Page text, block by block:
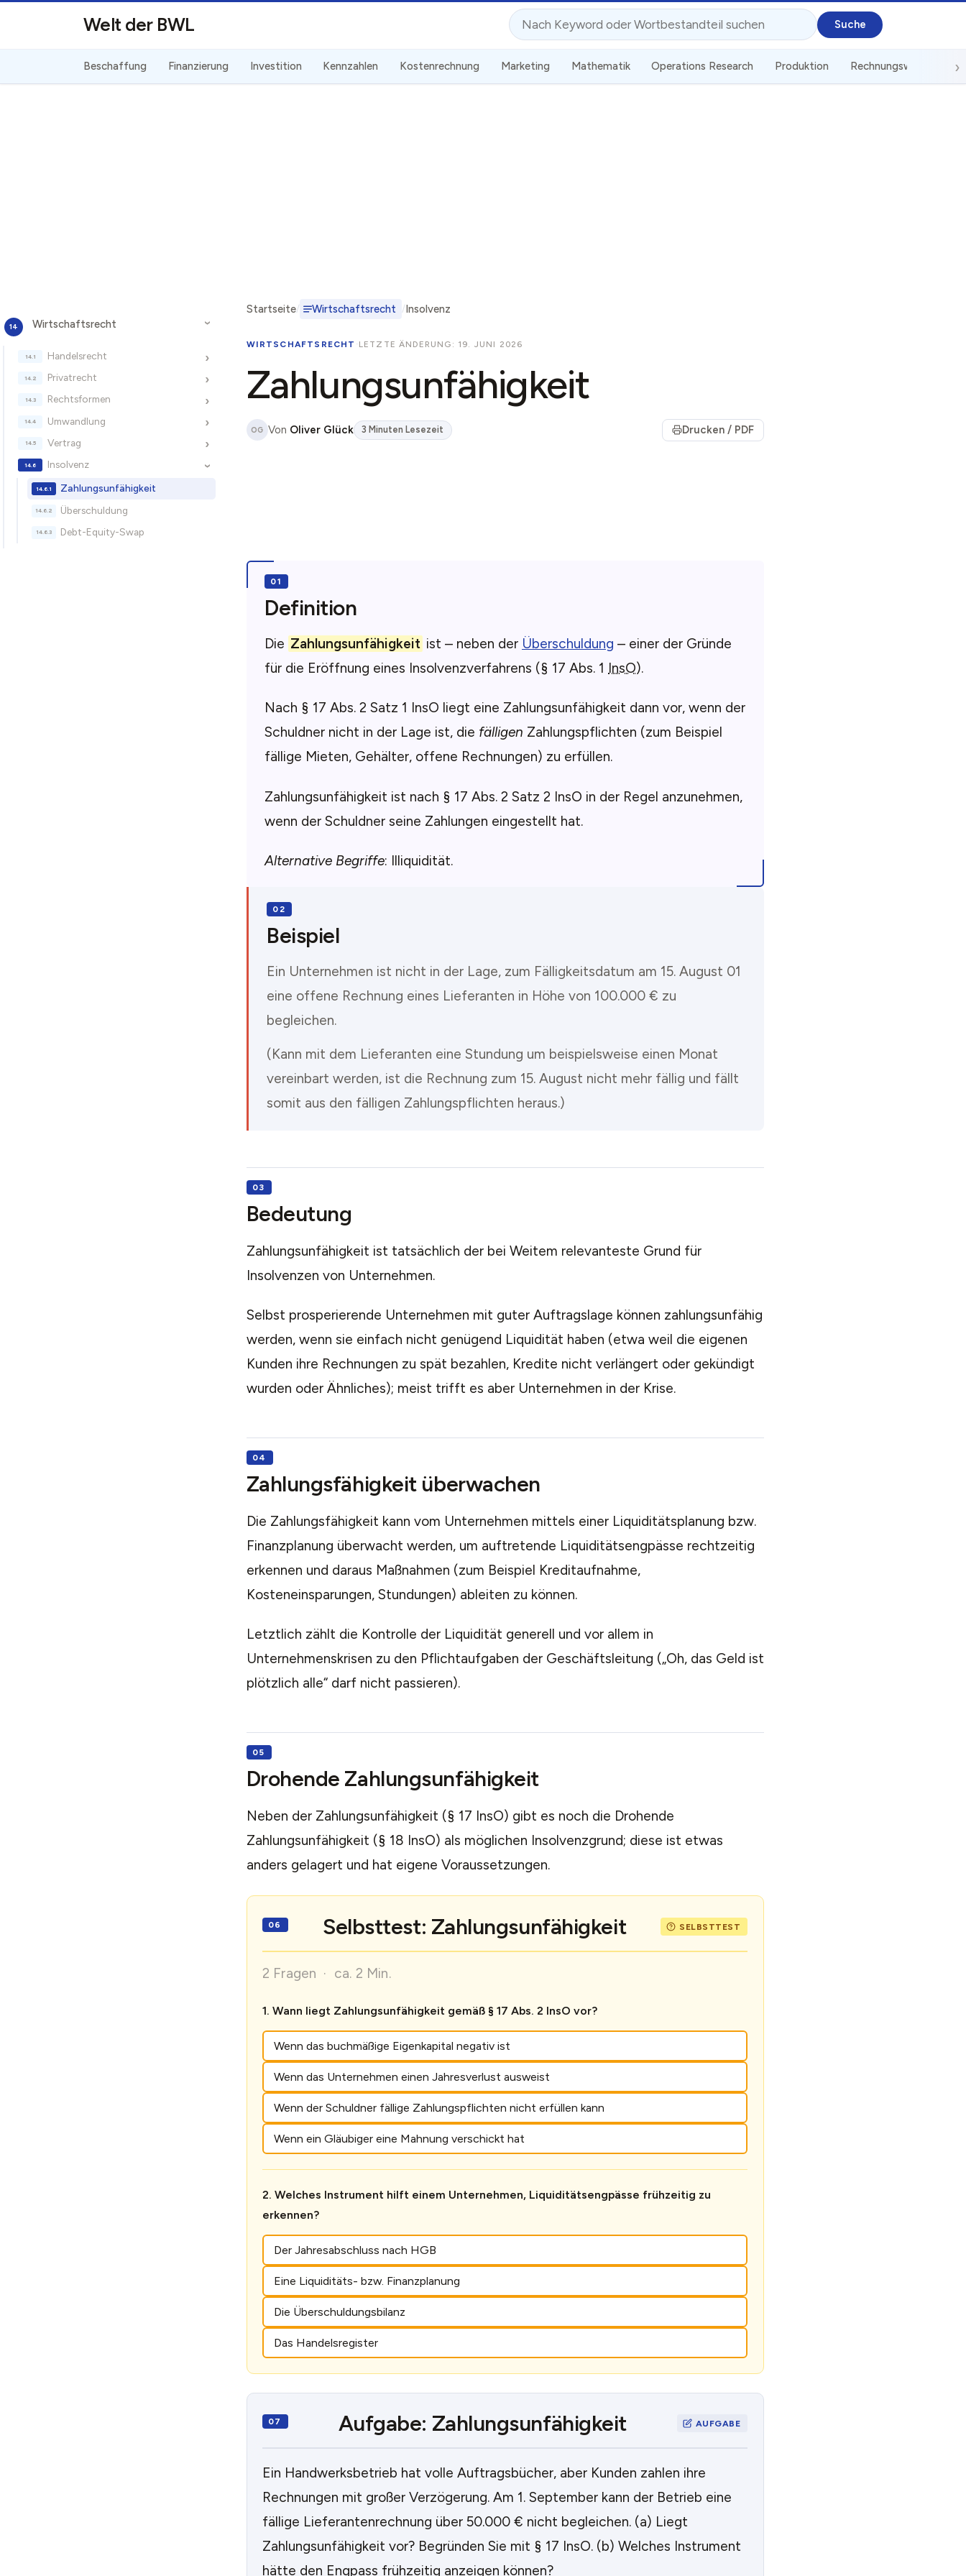
Welt der BWL Suche
Beschaffung Finanzierung Investition Kennzahlen Kostenrechnung Marketing Mathematik Operations Research Produktion Rechnungswesen
›
Wirtschaftsrecht
›
Handelsrecht
›
Privatrecht
›
Rechtsformen
›
Umwandlung
›
Vertrag
›
Insolvenz
Zahlungsunfähigkeit
Überschuldung
Debt-Equity-Swap
Startseite Wirtschaftsrecht Insolvenz
WIRTSCHAFTSRECHT · LETZTE ÄNDERUNG: 19. JUNI 2026
Zahlungsunfähigkeit
OG Von Oliver Glück 3 Minuten Lesezeit Drucken / PDF
Definition
Die Zahlungsunfähigkeit ist – neben der Überschuldung – einer der Gründe
für die Eröffnung eines Insolvenzverfahrens (§ 17 Abs. 1 InsO).
Nach § 17 Abs. 2 Satz 1 InsO liegt eine Zahlungsunfähigkeit dann vor, wenn der
Schuldner nicht in der Lage ist, die fälligen Zahlungspflichten (zum Beispiel
fällige Mieten, Gehälter, offene Rechnungen) zu erfüllen.
Zahlungsunfähigkeit ist nach § 17 Abs. 2 Satz 2 InsO in der Regel anzunehmen,
wenn der Schuldner seine Zahlungen eingestellt hat.
Alternative Begriffe: Illiquidität.
Beispiel
Ein Unternehmen ist nicht in der Lage, zum Fälligkeitsdatum am 15. August 01
eine offene Rechnung eines Lieferanten in Höhe von 100.000 € zu
begleichen.
(Kann mit dem Lieferanten eine Stundung um beispielsweise einen Monat
vereinbart werden, ist die Rechnung zum 15. August nicht mehr fällig und fällt
somit aus den fälligen Zahlungspflichten heraus.)
Bedeutung
Zahlungsunfähigkeit ist tatsächlich der bei Weitem relevanteste Grund für
Insolvenzen von Unternehmen.
Selbst prosperierende Unternehmen mit guter Auftragslage können zahlungsunfähig
werden, wenn sie einfach nicht genügend Liquidität haben (etwa weil die eigenen
Kunden ihre Rechnungen zu spät bezahlen, Kredite nicht verlängert oder gekündigt
wurden oder Ähnliches); meist trifft es aber Unternehmen in der Krise.
Zahlungsfähigkeit überwachen
Die Zahlungsfähigkeit kann vom Unternehmen mittels einer Liquiditätsplanung bzw.
Finanzplanung überwacht werden, um auftretende Liquiditätsengpässe rechtzeitig
erkennen und daraus Maßnahmen (zum Beispiel Kreditaufnahme,
Kosteneinsparungen, Stundungen) ableiten zu können.
Letztlich zählt die Kontrolle der Liquidität generell und vor allem in
Unternehmenskrisen zu den Pflichtaufgaben der Geschäftsleitung („Oh, das Geld ist
plötzlich alle“ darf nicht passieren).
Drohende Zahlungsunfähigkeit
Neben der Zahlungsunfähigkeit (§ 17 InsO) gibt es noch die Drohende
Zahlungsunfähigkeit (§ 18 InsO) als möglichen Insolvenzgrund; diese ist etwas
anders gelagert und hat eigene Voraussetzungen.
Selbsttest: Zahlungsunfähigkeit
2 Fragen · ca. 2 Min.
Wann liegt Zahlungsunfähigkeit gemäß § 17 Abs. 2 InsO vor?
Wenn das buchmäßige Eigenkapital negativ ist
Wenn das Unternehmen einen Jahresverlust ausweist
Wenn der Schuldner fällige Zahlungspflichten nicht erfüllen kann
Wenn ein Gläubiger eine Mahnung verschickt hat
Welches Instrument hilft einem Unternehmen, Liquiditätsengpässe frühzeitig zu
erkennen?
Der Jahresabschluss nach HGB
Eine Liquiditäts- bzw. Finanzplanung
Die Überschuldungsbilanz
Das Handelsregister
Aufgabe: Zahlungsunfähigkeit
Ein Handwerksbetrieb hat volle Auftragsbücher, aber Kunden zahlen ihre
Rechnungen mit großer Verzögerung. Am 1. September kann der Betrieb eine
fällige Lieferantenrechnung über 50.000 € nicht begleichen. (a) Liegt
Zahlungsunfähigkeit vor? Begründen Sie mit § 17 InsO. (b) Welches Instrument
hätte den Engpass frühzeitig anzeigen können?